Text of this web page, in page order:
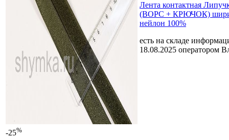
-25%
Лента контактная
(ВОРС + КРЮЧОК)
нейлон 100%
есть на складе
18.08.2025 оператором